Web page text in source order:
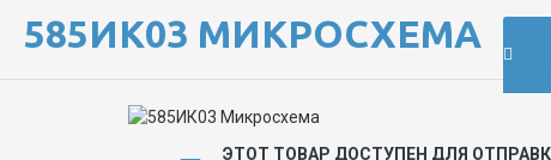
585ИК03 МИКРОСХЕМА
ЭТОТ ТОВАР ДОСТУПЕН ДЛЯ